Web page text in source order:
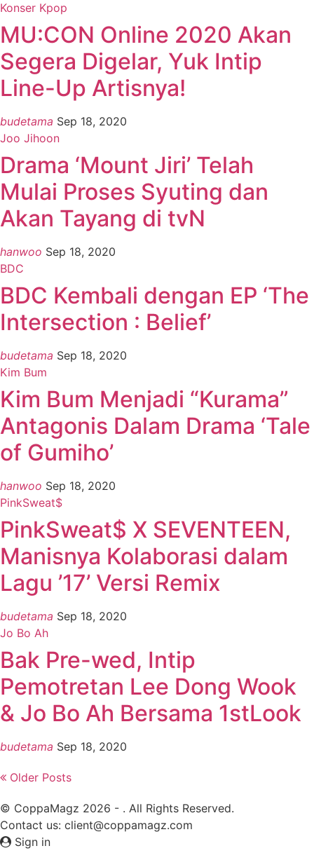
Konser Kpop
MU:CON Online 2020 Akan
Segera Digelar, Yuk Intip
Line-Up Artisnya!
budetama Sep 18, 2020
Joo Jihoon
Drama ‘Mount Jiri’ Telah
Mulai Proses Syuting dan
Akan Tayang di tvN
hanwoo Sep 18, 2020
BDC
BDC Kembali dengan EP ‘The
Intersection : Belief’
budetama Sep 18, 2020
Kim Bum
Kim Bum Menjadi “Kurama”
Antagonis Dalam Drama ‘Tale
of Gumiho’
hanwoo Sep 18, 2020
PinkSweat$
PinkSweat$ X SEVENTEEN,
Manisnya Kolaborasi dalam
Lagu ’17’ Versi Remix
budetama Sep 18, 2020
Jo Bo Ah
Bak Pre-wed, Intip
Pemotretan Lee Dong Wook
& Jo Bo Ah Bersama 1stLook
budetama Sep 18, 2020
Older Posts
© CoppaMagz 2026 - . All Rights Reserved.
Contact us: client@coppamagz.com
Sign in